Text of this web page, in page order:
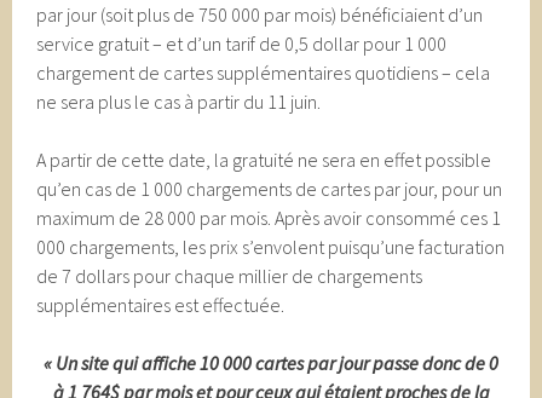
par jour (soit plus de 750 000 par mois) bénéficiaient d’un
service gratuit – et d’un tarif de 0,5 dollar pour 1 000
chargement de cartes supplémentaires quotidiens – cela
ne sera plus le cas à partir du 11 juin.
A partir de cette date, la gratuité ne sera en effet possible
qu’en cas de 1 000 chargements de cartes par jour, pour un
maximum de 28 000 par mois. Après avoir consommé ces 1
000 chargements, les prix s’envolent puisqu’une facturation
de 7 dollars pour chaque millier de chargements
supplémentaires est effectuée.
« Un site qui affiche 10 000 cartes par jour passe donc de 0
à 1 764$ par mois et pour ceux qui étaient proches de la